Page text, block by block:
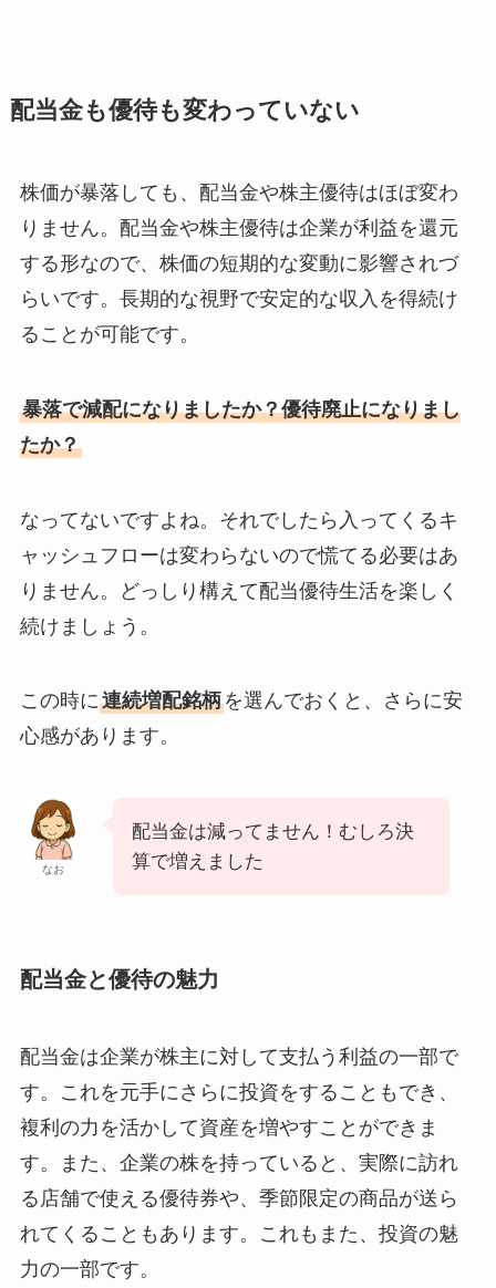
配当金も優待も変わっていない
株価が暴落しても、配当金や株主優待はほぼ変わ
りません。配当金や株主優待は企業が利益を還元
する形なので、株価の短期的な変動に影響されづ
らいです。長期的な視野で安定的な収入を得続け
ることが可能です。
暴落で減配になりましたか？優待廃止になりまし
たか？
なってないですよね。それでしたら入ってくるキ
ャッシュフローは変わらないので慌てる必要はあ
りません。どっしり構えて配当優待生活を楽しく
続けましょう。
この時に連続増配銘柄を選んでおくと、さらに安
心感があります。
なお
配当金は減ってません！むしろ決
算で増えました
配当金と優待の魅力
配当金は企業が株主に対して支払う利益の一部で
す。これを元手にさらに投資をすることもでき、
複利の力を活かして資産を増やすことができま
す。また、企業の株を持っていると、実際に訪れ
る店舗で使える優待券や、季節限定の商品が送ら
れてくることもあります。これもまた、投資の魅
力の一部です。